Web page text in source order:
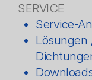
SERVICE
Service-
Lösungen